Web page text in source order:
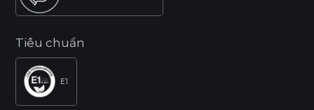
Tiêu chuẩn
E1